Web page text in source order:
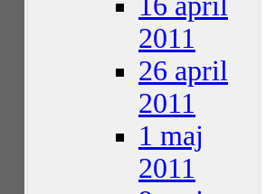
2011
26 april
2011
1 maj
2011